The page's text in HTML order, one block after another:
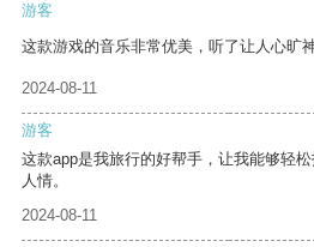
游客
这款游戏的音乐非常优美，听了让人心旷神
2024-08-11
游客
这款app是我旅行的好帮手，让我能够轻
人情。
2024-08-11